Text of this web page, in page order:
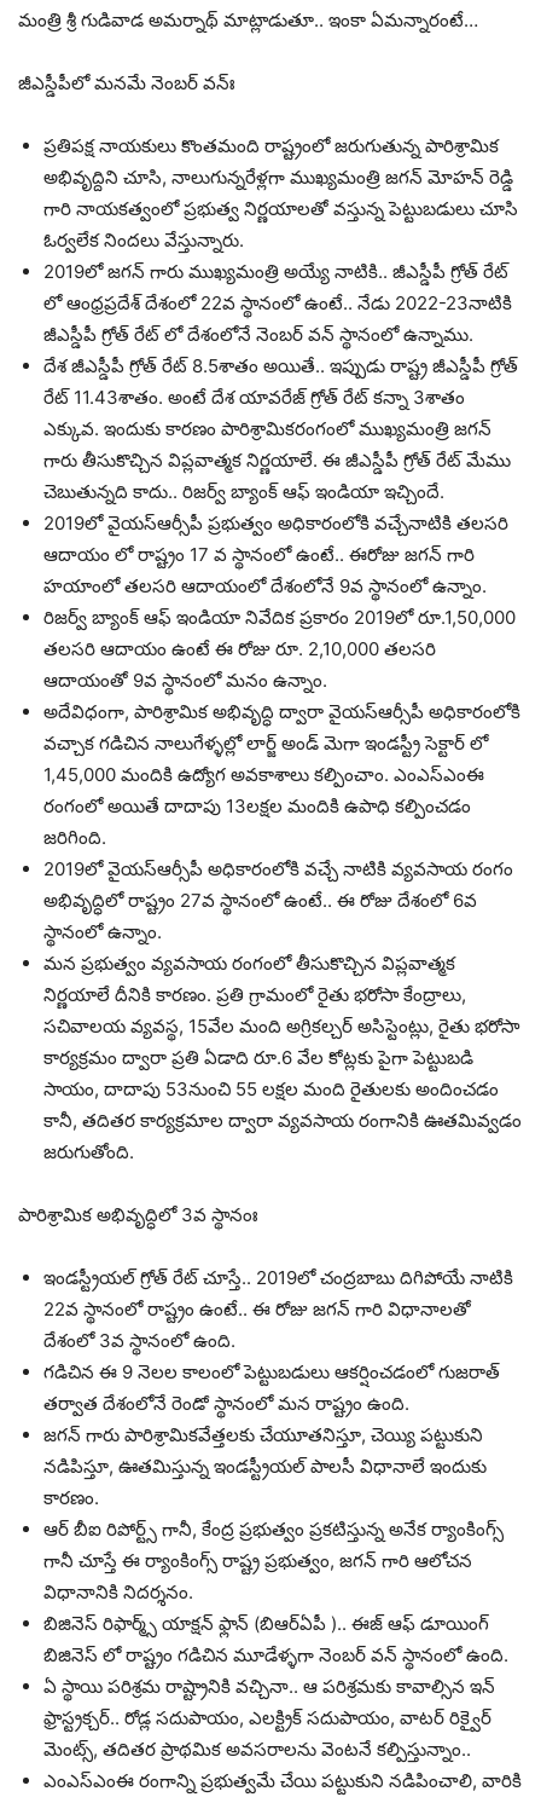
మంత్రి శ్రీ గుడివాడ అమర్నాథ్ మాట్లాడుతూ.. ఇంకా ఏమన్నారంటే…
జీఎస్డీపీలో మనమే నెంబర్ వన్ః
ప్రతిపక్ష నాయకులు కొంతమంది రాష్ట్రంలో జరుగుతున్న పారిశ్రామిక
అభివృద్దిని చూసి, నాలుగున్నరేళ్లగా ముఖ్యమంత్రి జగన్ మోహన్ రెడ్డి
గారి నాయకత్వంలో ప్రభుత్వ నిర్ణయాలతో వస్తున్న పెట్టుబడులు చూసి
ఓర్వలేక నిందలు వేస్తున్నారు.
2019లో జగన్ గారు ముఖ్యమంత్రి అయ్యే నాటికి.. జీఎస్డీపీ గ్రోత్ రేట్
లో ఆంధ్రప్రదేశ్ దేశంలో 22వ స్థానంలో ఉంటే.. నేడు 2022-23నాటికి
జీఎస్డీపీ గ్రోత్ రేట్ లో దేశంలోనే నెంబర్ వన్ స్థానంలో ఉన్నాము.
దేశ జీఎస్డీపీ గ్రోత్ రేట్ 8.5శాతం అయితే.. ఇప్పుడు రాష్ట్ర జీఎస్డీపీ గ్రోత్
రేట్ 11.43శాతం. అంటే దేశ యావరేజ్ గ్రోత్ రేట్ కన్నా 3శాతం
ఎక్కువ. ఇందుకు కారణం పారిశ్రామికరంగంలో ముఖ్యమంత్రి జగన్
గారు తీసుకొచ్చిన విప్లవాత్మక నిర్ణయాలే. ఈ జీఎస్డీపీ గ్రోత్ రేట్ మేము
చెబుతున్నది కాదు.. రిజర్వ్ బ్యాంక్ ఆఫ్ ఇండియా ఇచ్చిందే.
2019లో వైయస్ఆర్సీపీ ప్రభుత్వం అధికారంలోకి వచ్చేనాటికి తలసరి
ఆదాయం లో రాష్ట్రం 17 వ స్థానంలో ఉంటే.. ఈరోజు జగన్ గారి
హయాంలో తలసరి ఆదాయంలో దేశంలోనే 9వ స్థానంలో ఉన్నాం.
రిజర్వ్ బ్యాంక్ ఆఫ్ ఇండియా నివేదిక ప్రకారం 2019లో రూ.1,50,000
తలసరి ఆదాయం ఉంటే ఈ రోజు రూ. 2,10,000 తలసరి
ఆదాయంతో 9వ స్థానంలో మనం ఉన్నాం.
అదేవిధంగా, పారిశ్రామిక అభివృద్ధి ద్వారా వైయస్ఆర్సీపీ అధికారంలోకి
వచ్చాక గడిచిన నాలుగేళ్ళల్లో లార్జ్ అండ్ మెగా ఇండస్ట్రీ సెక్టార్ లో
1,45,000 మందికి ఉద్యోగ అవకాశాలు కల్పించాం. ఎంఎస్ఎంఈ
రంగంలో అయితే దాదాపు 13లక్షల మందికి ఉపాధి కల్పించడం
జరిగింది.
2019లో వైయస్ఆర్సీపీ అధికారంలోకి వచ్చే నాటికి వ్యవసాయ రంగం
అభివృద్ధిలో రాష్ట్రం 27వ స్థానంలో ఉంటే.. ఈ రోజు దేశంలో 6వ
స్థానంలో ఉన్నాం.
మన ప్రభుత్వం వ్యవసాయ రంగంలో తీసుకొచ్చిన విప్లవాత్మక
నిర్ణయాలే దీనికి కారణం. ప్రతి గ్రామంలో రైతు భరోసా కేంద్రాలు,
సచివాలయ వ్యవస్థ, 15వేల మంది అగ్రికల్చర్ అసిస్టెంట్లు, రైతు భరోసా
కార్యక్రమం ద్వారా ప్రతి ఏడాది రూ.6 వేల కోట్లకు పైగా పెట్టుబడి
సాయం, దాదాపు 53నుంచి 55 లక్షల మంది రైతులకు అందించడం
కానీ, తదితర కార్యక్రమాల ద్వారా వ్యవసాయ రంగానికి ఊతమివ్వడం
జరుగుతోంది.
పారిశ్రామిక అభివృద్ధిలో 3వ స్థానంః
ఇండస్ట్రీయల్ గ్రోత్ రేట్ చూస్తే.. 2019లో చంద్రబాబు దిగిపోయే నాటికి
22వ స్థానంలో రాష్ట్రం ఉంటే.. ఈ రోజు జగన్ గారి విధానాలతో
దేశంలో 3వ స్థానంలో ఉంది.
గడిచిన ఈ 9 నెలల కాలంలో పెట్టుబడులు ఆకర్షించడంలో గుజరాత్
తర్వాత దేశంలోనే రెండో స్థానంలో మన రాష్ట్రం ఉంది.
జగన్ గారు పారిశ్రామికవేత్తలకు చేయూతనిస్తూ, చెయ్యి పట్టుకుని
నడిపిస్తూ, ఊతమిస్తున్న ఇండస్ట్రీయల్ పాలసీ విధానాలే ఇందుకు
కారణం.
ఆర్ బీఐ రిపోర్ట్స్ గానీ, కేంద్ర ప్రభుత్వం ప్రకటిస్తున్న అనేక ర్యాంకింగ్స్
గానీ చూస్తే ఈ ర్యాంకింగ్స్ రాష్ట్ర ప్రభుత్వం, జగన్ గారి ఆలోచన
విధానానికి నిదర్శనం.
బిజినెస్ రిఫార్మ్స్ యాక్షన్ ఫ్లాన్ (బిఆర్ఏపీ ).. ఈజ్ ఆఫ్ డూయింగ్
బిజినెస్ లో రాష్ట్రం గడిచిన మూడేళ్ళగా నెంబర్ వన్ స్థానంలో ఉంది.
ఏ స్థాయి పరిశ్రమ రాష్ట్రానికి వచ్చినా.. ఆ పరిశ్రమకు కావాల్సిన ఇన్
ఫ్రాస్ట్రక్చర్.. రోడ్ల సదుపాయం, ఎలక్ట్రిక్ సదుపాయం, వాటర్ రిక్వైర్
మెంట్స్, తదితర ప్రాథమిక అవసరాలను వెంటనే కల్పిస్తున్నాం..
ఎంఎస్ఎంఈ రంగాన్ని ప్రభుత్వమే చేయి పట్టుకుని నడిపించాలి, వారికి